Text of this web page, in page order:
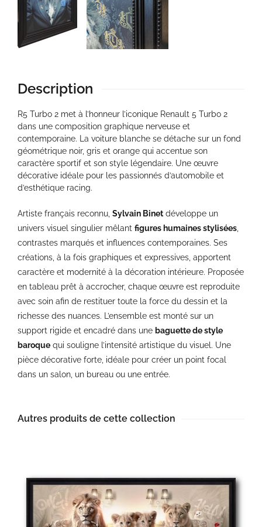
Description
R5 Turbo 2 met à l’honneur l’iconique Renault 5 Turbo 2
dans une composition graphique nerveuse et
contemporaine. La voiture blanche se détache sur un fond
géométrique noir, gris et orange qui accentue son
caractère sportif et son style légendaire. Une œuvre
décorative idéale pour les passionnés d’automobile et
d’esthétique racing.
Artiste français reconnu, Sylvain Binetdéveloppe un
univers visuel singulier mêlant figures humaines stylisées,
contrastes marqués et influences contemporaines. Ses
créations, à la fois graphiques et expressives, apportent
caractère et modernité à la décoration intérieure. Proposée
en tableau prêt à accrocher, chaque œuvre est reproduite
avec soin afin de restituer toute la force du dessin et la
richesse des nuances. L’ensemble est monté sur un
support rigide et encadré dans une baguette de style
baroque qui souligne l’intensité artistique du visuel. Une
pièce décorative forte, idéale pour créer un point focal
dans un salon, un bureau ou une entrée.
Autres produits de cette collection